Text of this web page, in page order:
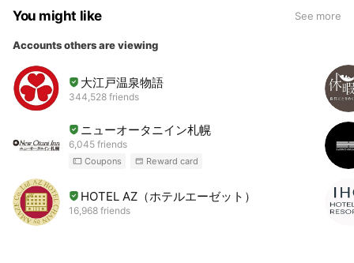
You might like See more
Accounts others are viewing
大江戸温泉物語
344,528 friends
ニューオータニイン札幌
6,045 friends
Coupons Reward card
HOTEL AZ（ホテルエーゼット）
16,968 friends